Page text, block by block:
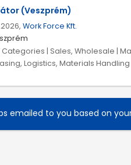
(Veszprém)
Work Force Kft.
Categories | Sales, Wholesale |
Logistics, Materials
emailed to you based on